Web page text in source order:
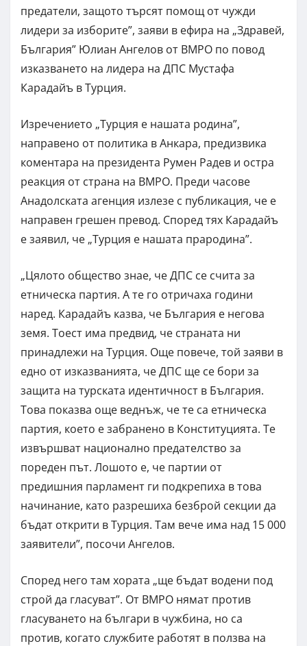
предатели, защото търсят помощ от чужди
лидери за изборите”, заяви в ефира на „Здравей,
България” Юлиан Ангелов от ВМРО по повод
изказването на лидера на ДПС Мустафа
Карадайъ в Турция.
Изречението „Турция е нашата родина”,
направено от политика в Анкара, предизвика
коментара на президента Румен Радев и остра
реакция от страна на ВМРО. Преди часове
Анадолската агенция излезе с публикация, че е
направен грешен превод. Според тях Карадайъ
е заявил, че „Турция е нашата прародина”.
„Цялото общество знае, че ДПС се счита за
етническа партия. А те го отричаха години
наред. Карадайъ казва, че България е негова
земя. Тоест има предвид, че страната ни
принадлежи на Турция. Още повече, той заяви в
едно от изказванията, че ДПС ще се бори за
защита на турската идентичност в България.
Това показва още веднъж, че те са етническа
партия, което е забранено в Конституцията. Те
извършват национално предателство за
пореден път. Лошото е, че партии от
предишния парламент ги подкрепиха в това
начинание, като разрешиха безброй секции да
бъдат открити в Турция. Там вече има над 15 000
заявители”, посочи Ангелов.
Според него там хората „ще бъдат водени под
строй да гласуват”. От ВМРО нямат против
гласуването на българи в чужбина, но са
против, когато службите работят в ползва на